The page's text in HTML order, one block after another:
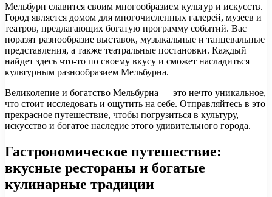
Мельбурн славится своим многообразием культур и искусств.
Город является домом для многочисленных галерей, музеев и
театров, предлагающих богатую программу событий. Вас
поразят разнообразие выставок, музыкальные и танцевальные
представления, а также театральные постановки. Каждый
найдет здесь что-то по своему вкусу и сможет насладиться
культурным разнообразием Мельбурна.
Великолепие и богатство Мельбурна — это нечто уникальное,
что стоит исследовать и ощутить на себе. Отправляйтесь в это
прекрасное путешествие, чтобы погрузиться в культуру,
искусство и богатое наследие этого удивительного города.
Гастрономическое путешествие:
вкусные рестораны и богатые
кулинарные традиции